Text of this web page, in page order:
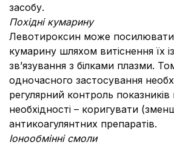
засобу.
Похідні кумарину
Левотироксин може посилювати
кумарину шляхом витіснення їх
зв’язування з білками плазми.
одночасного застосування
регулярний контроль показників
необхідності – коригувати
антикоагулянтних препаратів.
Іонообмінні смоли